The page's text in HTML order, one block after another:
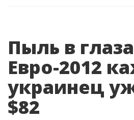
Пыль в
Евро-2012
украинец
$82